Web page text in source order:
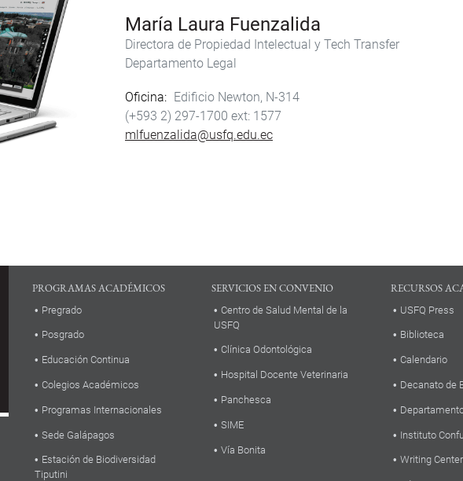
María Laura Fuenzalida
Directora de Propiedad Intelectual y Tech Transfer
Departamento Legal
Oficina
Edificio Newton, N-314
(+593 2) 297-1700
1577
mlfuenzalida@usfq.edu.ec
PROGRAMAS ACADÉMICOS
Pregrado
Posgrado
Educación Continua
Colegios Académicos
Programas Internacionales
Sede Galápagos
Estación de Biodiversidad
Tiputini
SERVICIOS EN CONVENIO
Centro de Salud Mental de la
USFQ
Clínica Odontológica
Hospital Docente Veterinaria
Panchesca
SIME
Vía Bonita
RECURSOS
USFQ Press
Biblioteca
Calendario
Decanato de
Instituto
Writing Center